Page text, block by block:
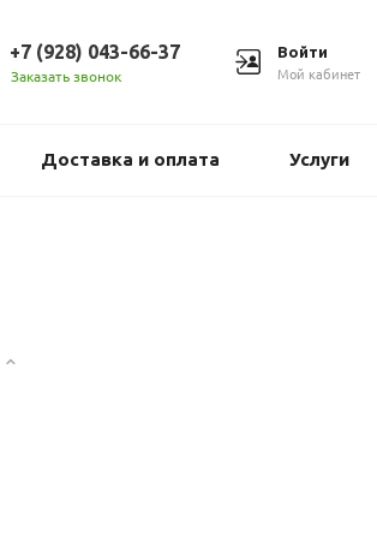
Войти
Мой кабинет
+7 (928) 043-66-37
Заказать звонок
Доставка и оплата Услуги